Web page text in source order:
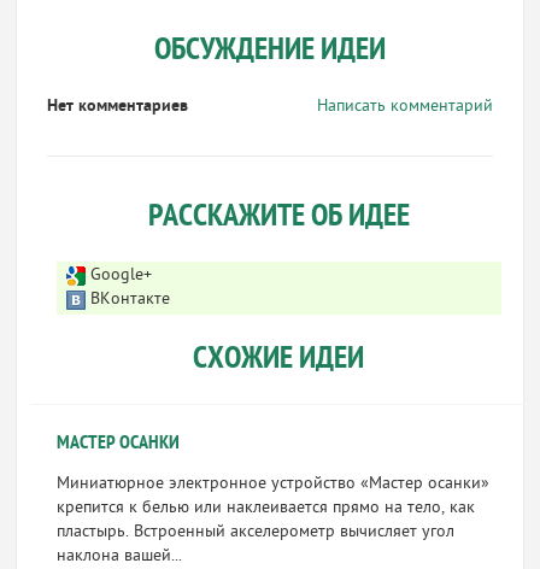
ОБСУЖДЕНИЕ ИДЕИ
Написать комментарий
Нет комментариев
РАССКАЖИТЕ ОБ ИДЕЕ
Google+
ВКонтакте
СХОЖИЕ ИДЕИ
МАСТЕР ОСАНКИ
Миниатюрное электронное устройство «Мастер осанки»
крепится к белью или наклеивается прямо на тело, как
пластырь. Встроенный акселерометр вычисляет угол
наклона вашей...